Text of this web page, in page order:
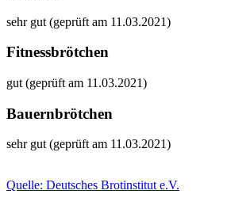
sehr gut (geprüft am 11.03.2021)
Fitnessbrötchen
gut (geprüft am 11.03.2021)
Bauernbrötchen
sehr gut (geprüft am 11.03.2021)
Quelle: Deutsches Brotinstitut e.V.